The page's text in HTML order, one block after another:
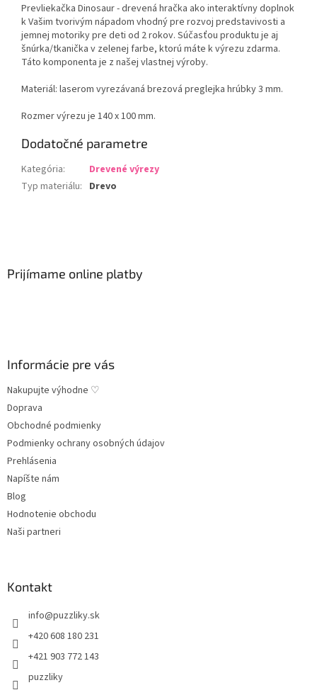
Prevliekačka Dinosaur - drevená hračka ako interaktívny doplnok
k Vašim tvorivým nápadom vhodný pre rozvoj predstavivosti a
jemnej motoriky pre deti od 2 rokov. Súčasťou produktu je aj
šnúrka/tkanička v zelenej farbe, ktorú máte k výrezu zdarma.
Táto komponenta je z našej vlastnej výroby.
Materiál: laserom vyrezávaná brezová preglejka hrúbky 3 mm.
Rozmer výrezu je 140 x 100 mm.
Dodatočné parametre
Kategória:
Drevené výrezy
Typ materiálu: Drevo
Prijímame online platby
Informácie pre vás
Nakupujte výhodne ♡
Doprava
Obchodné podmienky
Podmienky ochrany osobných údajov
Prehlásenia
Napíšte nám
Blog
Hodnotenie obchodu
Naši partneri
Kontakt
info@puzzliky.sk
+420 608 180 231
+421 903 772 143
puzzliky